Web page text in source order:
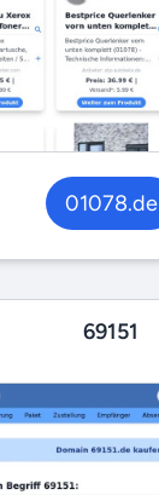
01078.de
69151